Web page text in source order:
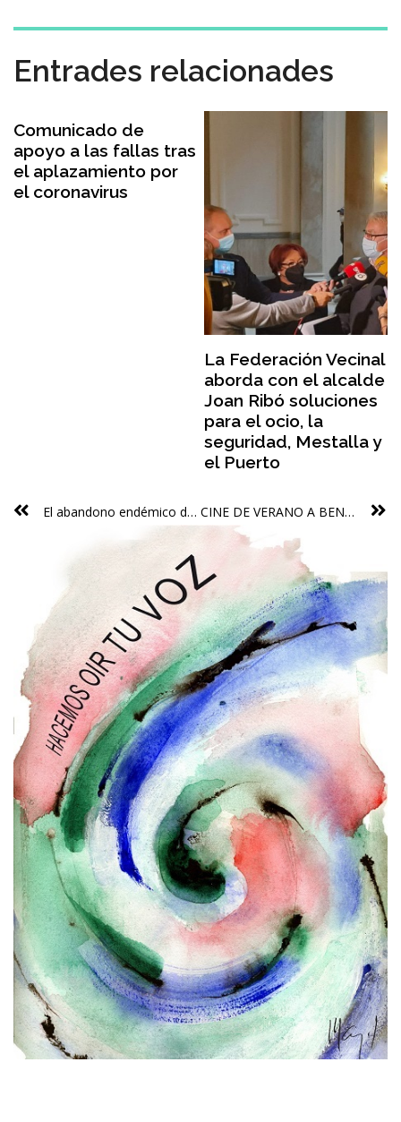
Entrades relacionades
Comunicado de
apoyo a las fallas tras
el aplazamiento por
el coronavirus
La Federación Vecinal
aborda con el alcalde
Joan Ribó soluciones
para el ocio, la
seguridad, Mestalla y
el Puerto
El abandono endémico de En Corts y La Punta: vertederos ilegales, contaminación acústica e inseguridad degradan la zona CINE DE VERANO A BENIMACLET